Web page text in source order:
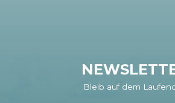
Bleib auf dem